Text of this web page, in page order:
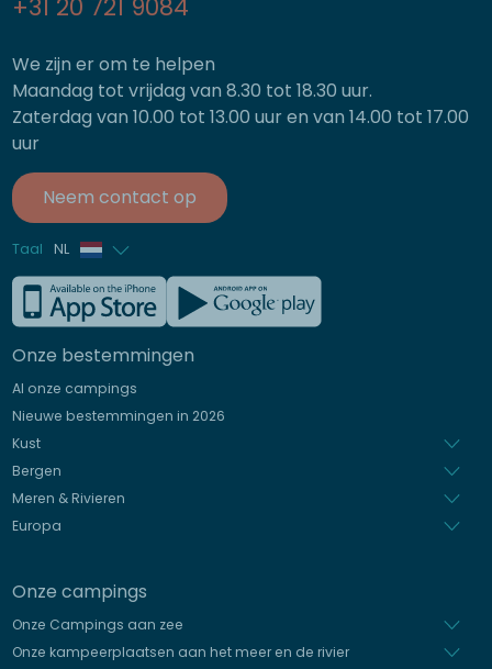
+31 20 721 9084
We zijn er om te helpen
Maandag tot vrijdag van 8.30 tot 18.30 uur.
Zaterdag van 10.00 tot 13.00 uur en van 14.00 tot 17.00
uur
Neem contact op
Taal NL
Frans
Engels
Duits
Italiaans
Onze bestemmingen
Al onze campings
Nieuwe bestemmingen in 2026
Kust
Bergen
Meren & Rivieren
Europa
Onze campings
Onze Campings aan zee
Onze kampeerplaatsen aan het meer en de rivier